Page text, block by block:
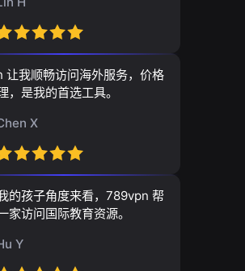
让我顺畅访问海外服务，价格
，是我的首选工具。
X
的孩子角度来看，789vpn 帮
家访问国际教育资源。
Y